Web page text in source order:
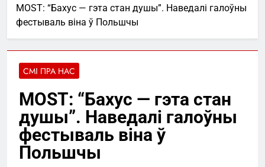
MOST: “Бахус — гэта стан душы”. Наведалі галоўны
фестываль віна ў Польшчы
СМІ ПРА НАС
MOST: “Бахус — гэта стан
душы”. Наведалі галоўны
фестываль віна ў
Польшчы